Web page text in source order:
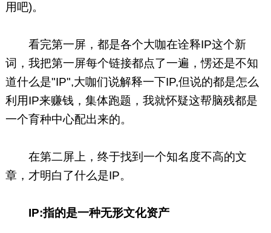
用吧)。
看完第一屏，都是各个大咖在诠释IP这个新
词，我把第一屏每个链接都点了一遍，愣还是不知
道什么是"IP",大咖们说解释一下IP,但说的都是怎么
利用IP来赚钱，集体跑题，我就怀疑这帮脑残都是
一个育种中心配出来的。
在第二屏上，终于找到一个知名度不高的文
章，才明白了什么是IP。
IP:指的是一种无形文化资产